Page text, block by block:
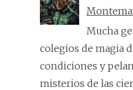
Mucha
colegios de magia
condiciones y
misterios de las